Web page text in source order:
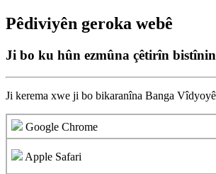
Pêdiviyên geroka webê
Ji bo ku hûn ezmûna çêtirîn
Ji kerema xwe ji bo bikaranîna Banga Vîdyoyê
Google Chrome
Apple Safari